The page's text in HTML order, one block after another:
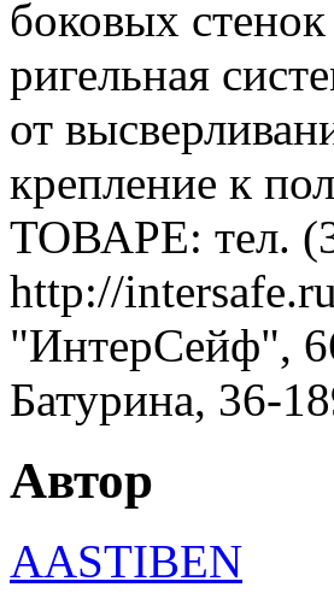
боковых
ригельная
от
крепление к
ТОВАРЕ: тел.
http://
"ИнтерСейф",
Батурина, 36-
Автор
AASTIBEN